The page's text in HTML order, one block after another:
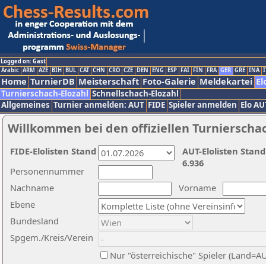
Logged on: Gast
Arabic ARM AZE BIH BUL CAT CHN CRO CZE DEN ENG ESP FAI FIN FRA GER GRE INA
Home TurnierDB Meisterschaft Foto-Galerie Meldekartei
Turnierschach-Elozahl Schnellschach-Elozahl
Allgemeines Turnier anmelden: AUT FIDE Spieler anmelden Elo
Willkommen bei den offiziellen
Nachname
Vorname
Ebene
Personennummer
Bundesland
Spgem./Kreis/Verein
Nur "österreichische" Spieler
AUT-Elolisten
6.936
FIDE-Elolisten Stand